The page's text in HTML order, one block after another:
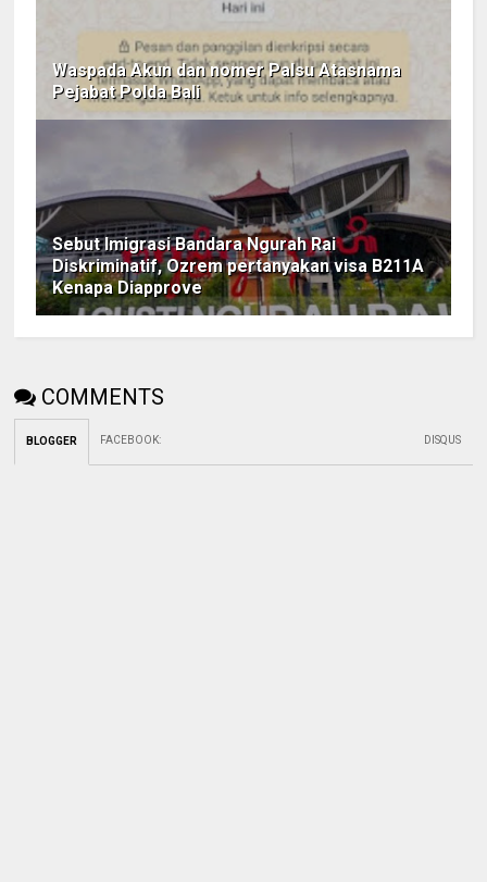
Waspada Akun dan nomer Palsu Atasnama
Pejabat Polda Bali
Sebut Imigrasi Bandara Ngurah Rai
Diskriminatif, Ozrem pertanyakan visa B211A
Kenapa Diapprove
COMMENTS
BLOGGER FACEBOOK: DISQUS